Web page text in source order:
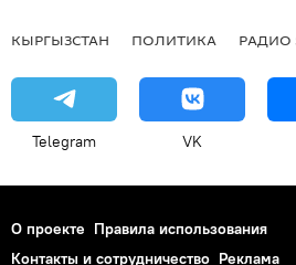
КЫРГЫЗСТАН ПОЛИТИКА РАДИО
Telegram VK
О проекте Правила использования
Контакты и сотрудничество Реклама